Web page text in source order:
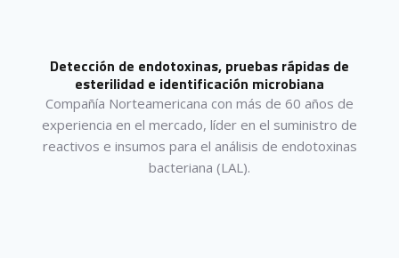
Detección de endotoxinas, pruebas rápidas de
esterilidad e identificación microbiana
Compañía Norteamericana con más de 60 años de
experiencia en el mercado, líder en el suministro de
reactivos e insumos para el análisis de endotoxinas
bacteriana (LAL).